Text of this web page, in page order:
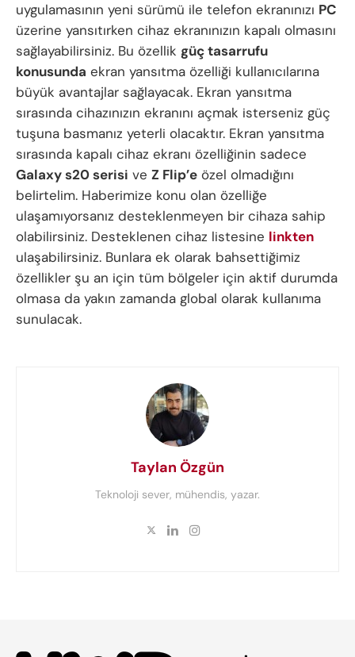
uygulamasının yeni sürümü ile telefon ekranınızı PC
üzerine yansıtırken cihaz ekranınızın kapalı olmasını
sağlayabilirsiniz. Bu özellik güç tasarrufu
konusunda ekran yansıtma özelliği kullanıcılarına
büyük avantajlar sağlayacak. Ekran yansıtma
sırasında cihazınızın ekranını açmak isterseniz güç
tuşuna basmanız yeterli olacaktır. Ekran yansıtma
sırasında kapalı cihaz ekranı özelliğinin sadece
Galaxy s20 serisi ve Z Flip’e özel olmadığını
belirtelim. Haberimize konu olan özelliğe
ulaşamıyorsanız desteklenmeyen bir cihaza sahip
olabilirsiniz. Desteklenen cihaz listesine linkten
ulaşabilirsiniz. Bunlara ek olarak bahsettiğimiz
özellikler şu an için tüm bölgeler için aktif durumda
olmasa da yakın zamanda global olarak kullanıma
sunulacak.
Taylan Özgün
Teknoloji sever, mühendis, yazar.